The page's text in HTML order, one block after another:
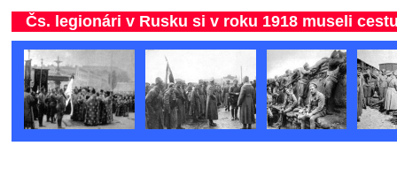
Čs. legionári v Rusku si v roku 1918 museli